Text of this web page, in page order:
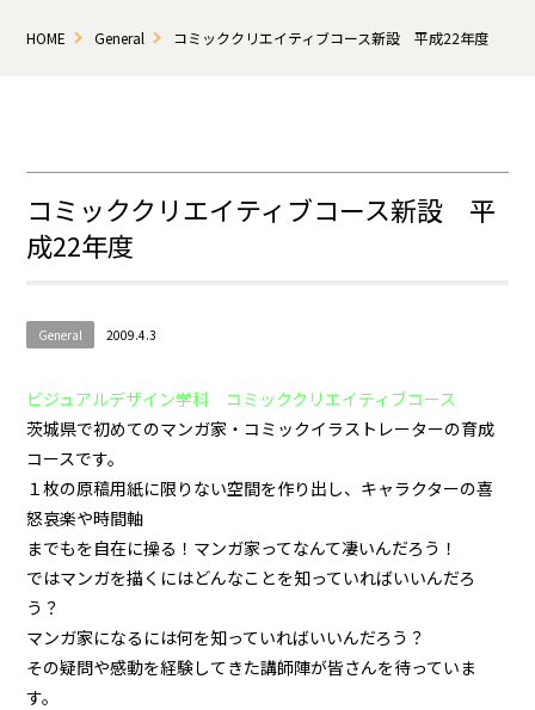
HOME General コミッククリエイティブコース新設 平成22年度
コミッククリエイティブコース新設 平
成22年度
General 2009.4.3
ビジュアルデザイン学科 コミッククリエイティブコース
茨城県で初めてのマンガ家・コミックイラストレーターの育成
コースです。
１枚の原稿用紙に限りない空間を作り出し、キャラクターの喜
怒哀楽や時間軸
までもを自在に操る！マンガ家ってなんて凄いんだろう！
ではマンガを描くにはどんなことを知っていればいいんだろ
う？
マンガ家になるには何を知っていればいいんだろう？
その疑問や感動を経験してきた講師陣が皆さんを待っていま
す。